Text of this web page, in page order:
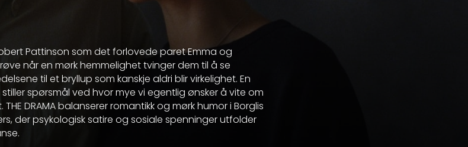
Pattinson som det forlovede paret Emma og
når en mørk hemmelighet tvinger dem til å se
til et bryllup som kanskje aldri blir virkelighet. En
spørsmål ved hvor mye vi egentlig ønsker å vite om
DRAMA balanserer romantikk og mørk humor i Borglis
der psykologisk satire og sosiale spenninger utfolder